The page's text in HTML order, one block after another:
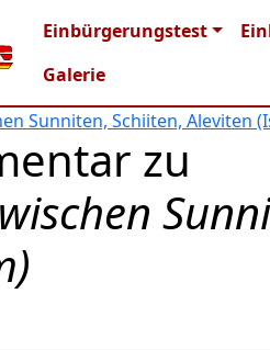
Main
Einbürgerungstest
Galerie
Sunniten, Schiiten, Aleviten
zu